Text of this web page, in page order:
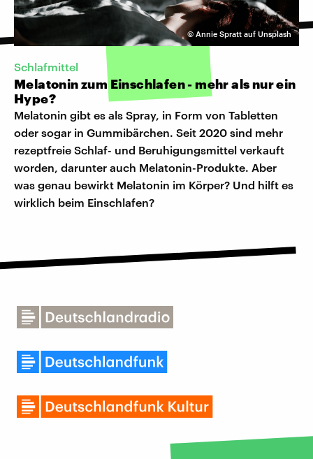
© Annie Spratt auf Unsplash
Schlafmittel
Melatonin zum Einschlafen - mehr als nur ein
Hype?
Melatonin gibt es als Spray, in Form von Tabletten
oder sogar in Gummibärchen. Seit 2020 sind mehr
rezeptfreie Schlaf- und Beruhigungsmittel verkauft
worden, darunter auch Melatonin-Produkte. Aber
was genau bewirkt Melatonin im Körper? Und hilft es
wirklich beim Einschlafen?